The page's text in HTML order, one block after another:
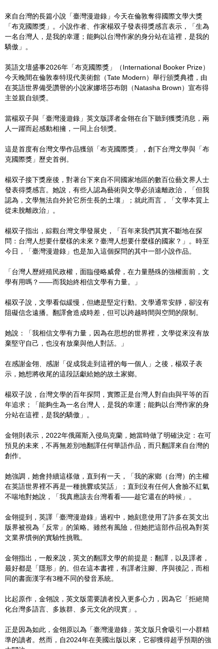
來自台灣的長篇小說「臺灣漫遊錄」今天在倫敦奪得國際文學大獎
「布克國際獎」。小說作者、作家楊双子發表得獎感言表示，「生為
一名台灣人，是我的幸運；能夠以台灣作家的身分站在這裡，是我的
驕傲」。
英語文壇盛事2026年「布克國際獎」（International Booker Prize）
今天晚間在倫敦泰特現代美術館（Tate Modern）舉行頒獎典禮，由
在英語世界備受讚譽的小說家娜塔莎布朗（Natasha Brown）宣布得
主並親自頒獎。
當楊双子與「臺灣漫遊錄」英文版譯者金翎在台下聽到獲獎消息，兩
人一躍而起感動相擁，一同上台領獎。
這是首度有台灣文學作品獲頒「布克國際獎」，創下台灣文學與「布
克國際獎」歷史首例。
楊双子接下獎座後，對著台下來自不同國家地區的數百位藝文界人士
發表得獎感言。她說，有些人認為藝術與文學必須遠離政治，「但我
認為，文學無法自外於它所生長的土壤」；就此而言，「文學本質上
從未脫離政治」。
楊双子指出，綜觀台灣文學發展史，「百年來我們其實不斷地在探
問：台灣人想要什麼樣的未來？臺灣人想要什麼樣的國家？」。時至
今日，「臺灣漫遊錄」也是加入這個探問的其中一部小說作品。
「台灣人歷經殖民政權，面臨侵略威脅，在力量懸殊的強權面前，文
學有用嗎？——而我始終相信文學有力量。」
楊双子說，文學看似緩慢，但總是堅定行動。文學通常安靜，卻沒有
阻礙信念遠播。翻譯會造成時差，但可以跨越時間與空間的限制。
她說：「我相信文學有力量，因為在思想的世界裡，文學從來沒有放
棄堅守自己，也沒有放棄與他人對話。」
在感謝金翎、感謝「促成我走到這裡的每一個人」之後，楊双子表
示，她想將收尾的這段話獻給她的故土家鄉。
楊双子說，台灣文學的百年探問，實際正是台灣人對自由與平等的百
年追求；「能夠生為一名台灣人，是我的幸運；能夠以台灣作家的身
分站在這裡，是我的驕傲」。
金翎則表示，2022年俄羅斯入侵烏克蘭，她當時做了明確決定：在可
預見的未來，不再無差別地翻譯任何華語作品，而只翻譯來自台灣的
創作。
她強調，她會持續這樣做，直到有一天，「我的家鄉（台灣）的主權
在英語世界裡不再是一種挑釁或笑話」；直到沒有任何人會臉不紅氣
不喘地對她說，「我真應該去台灣看看——趁它還在的時候」。
金翎提到，英譯「臺灣漫遊錄」過程中，她刻意使用了許多在英文出
版界被視為「反常」的策略。雖然有風險，但她把這部作品視為對英
文業界慣例的實驗性挑戰。
金翎指出，一般來說，英文的翻譯文學的前提是：翻譯，以及譯者，
最好都是「隱形」的。但在這本書裡，有譯者注腳、序與後記，而相
同的書面漢字有3種不同的發音系統。
比起原作，金翎說，英文版需要讀者投入更多心力，因為它「拒絕簡
化台灣多語言、多族群、多元文化的現實」。
正是因為如此，金翎原以為「臺灣漫遊錄」英文版只會吸引一小群精
準的讀者。然而，自2024年在美國出版以來，它卻獲得超乎預期的強